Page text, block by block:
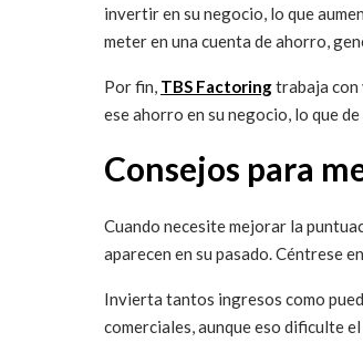
invertir en su negocio, lo que
meter en una cuenta de ahorro,
Por fin, TBS Factoringtrabaja con
ese ahorro en su negocio, lo que
Consejos para
Cuando necesite mejorar la
aparecen en su pasado. Céntrese
Invierta tantos ingresos como
comerciales, aunque eso dificulte